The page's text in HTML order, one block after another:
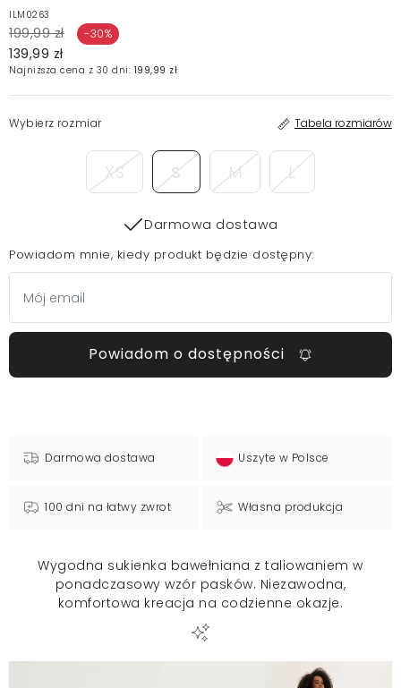
ILM0263
199,99 zł -30%
139,99 zł
Najniższa cena z 30 dni: 199,99 zł
Wybierz rozmiar Tabela rozmiarów
XS S M L
Darmowa dostawa
Powiadom mnie, kiedy produkt będzie dostępny:
Powiadom o dostępności
Darmowa dostawa Uszyte w Polsce
100 dni na łatwy zwrot Własna produkcja
Wygodna sukienka bawełniana z taliowaniem w
ponadczasowy wzór pasków. Niezawodna,
komfortowa kreacja na codzienne okazje.